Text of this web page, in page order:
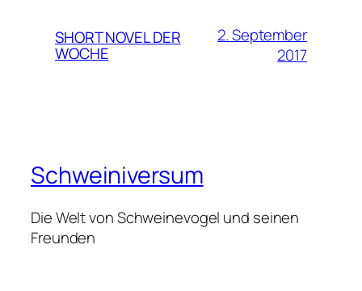
SHORT NOVEL DER
WOCHE
2. September
2017
Schweiniversum
Die Welt von Schweinevogel und seinen
Freunden